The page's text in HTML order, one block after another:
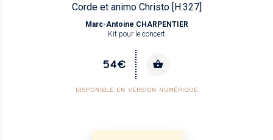
Corde et animo Christo [H.327]
Marc-Antoine CHARPENTIER
Kit pour le concert
54€
DISPONIBLE EN VERSION NUMÉRIQUE